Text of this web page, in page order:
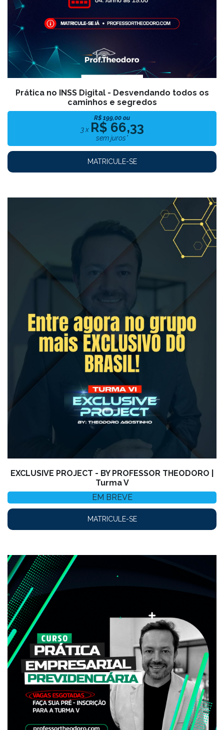
Prática no INSS Digital - Desvendando todos os
caminhos e segredos
R$ 199,00 ou
3 x R$ 66,33
sem juros*
MATRICULE-SE
EXCLUSIVE PROJECT - BY PROFESSOR THEODORO |
Turma V
EM BREVE
MATRICULE-SE